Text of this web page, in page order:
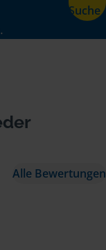
Suche
Alle Bewertungen